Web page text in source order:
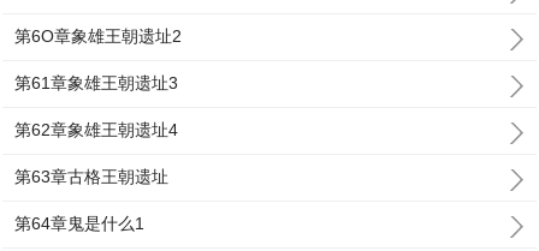
第6O章象雄王朝遗址2
第61章象雄王朝遗址3
第62章象雄王朝遗址4
第63章古格王朝遗址
第64章鬼是什么1